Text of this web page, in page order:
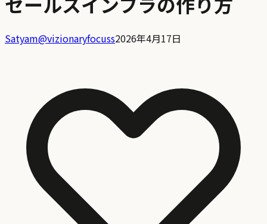
Satyam@vizionaryfocuss2026年4月17日